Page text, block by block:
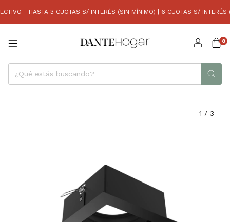
- HASTA 3 CUOTAS S/ INTERÉS (SIN MÍNIMO) | 6 CUOTAS S/ INTERÉS
0
1 / 3